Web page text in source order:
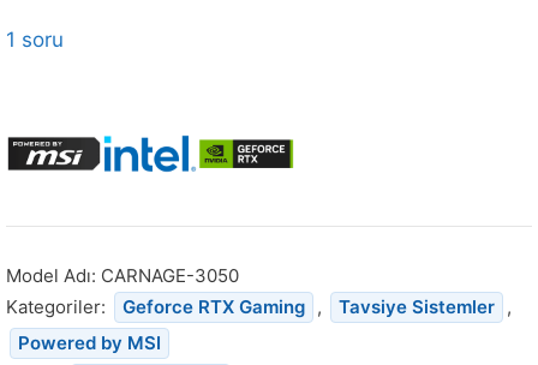
1 soru
Model Adı: CARNAGE-3050
Kategoriler:
Geforce RTX Gaming , Tavsiye Sistemler ,
Powered by MSI